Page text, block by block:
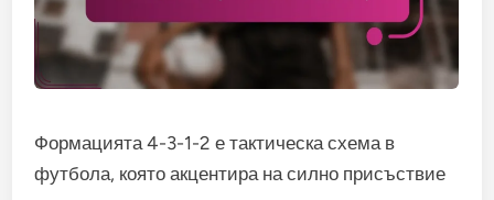
Формацията 4-3-1-2 е тактическа схема в
футбола, която акцентира на силно присъствие